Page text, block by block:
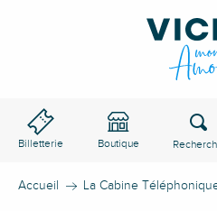
Billetterie Boutique
Accueil La Cabine